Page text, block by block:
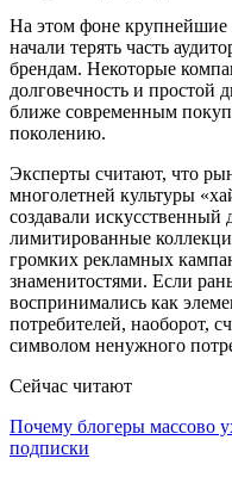
На этом фоне
начали терять часть
брендам. Некоторые
долговечность и простой
ближе современным
поколению.
Эксперты считают, что
многолетней культуры
создавали
лимитированные
громких рекламных
знаменитостями. Если
воспринимались как
потребителей, наоборот,
символом ненужного
Сейчас читают
Почему блогеры массово
подписки